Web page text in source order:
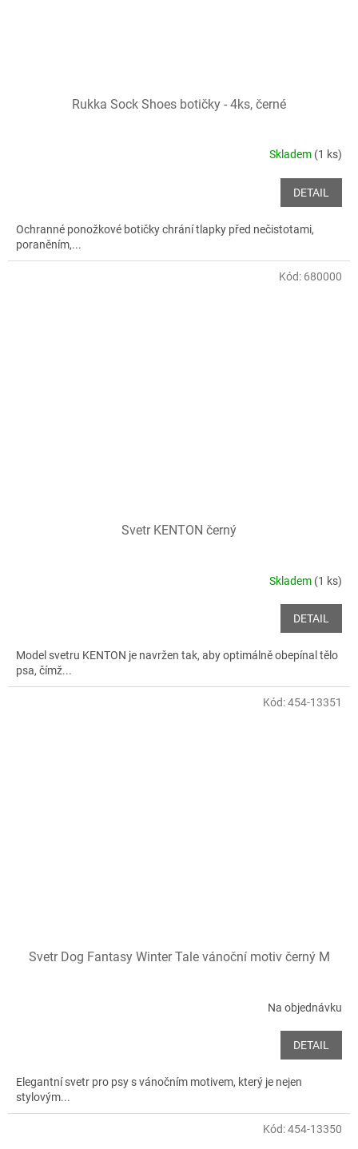
Rukka Sock Shoes botičky - 4ks, černé
Skladem (1 ks)
DETAIL
Ochranné ponožkové botičky chrání tlapky před nečistotami,
poraněním,...
Svetr KENTON černý
Skladem (1 ks)
DETAIL
Model svetru KENTON je navržen tak, aby optimálně obepínal tělo
psa, čímž...
Kód: 680000
Svetr Dog Fantasy Winter Tale vánoční motiv černý M
Na objednávku
DETAIL
Elegantní svetr pro psy s vánočním motivem, který je nejen
stylovým...
Kód:454-13351
Kód:454-13350